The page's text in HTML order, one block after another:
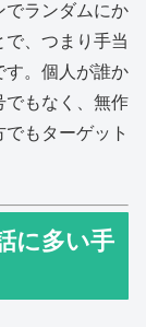
でランダムにか
、つまり手当
す。個人が誰か
でもなく、無作
もターゲット
に多い手